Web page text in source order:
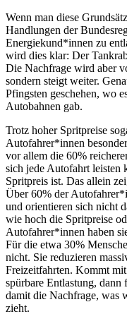
Wenn man diese
Handlungen der
Energiekund*innen zu
wird dies klar: Der
Die Nachfrage wird aber
sondern steigt weiter.
Pfingsten geschehen, wo
Autobahnen gab.
Trotz hoher Spritpreise
Autofahrer*innen
vor allem die 60%
sich jede Autofahrt leisten
Spritpreis ist. Das allein
Über 60% der
und orientieren sich nicht
wie hoch die Spritpreise
Autofahrer*innen haben
Für die etwa 30%
nicht. Sie reduzieren
Freizeitfahrten. Kommt
spürbare Entlastung, dann
damit die Nachfrage, was
zieht.